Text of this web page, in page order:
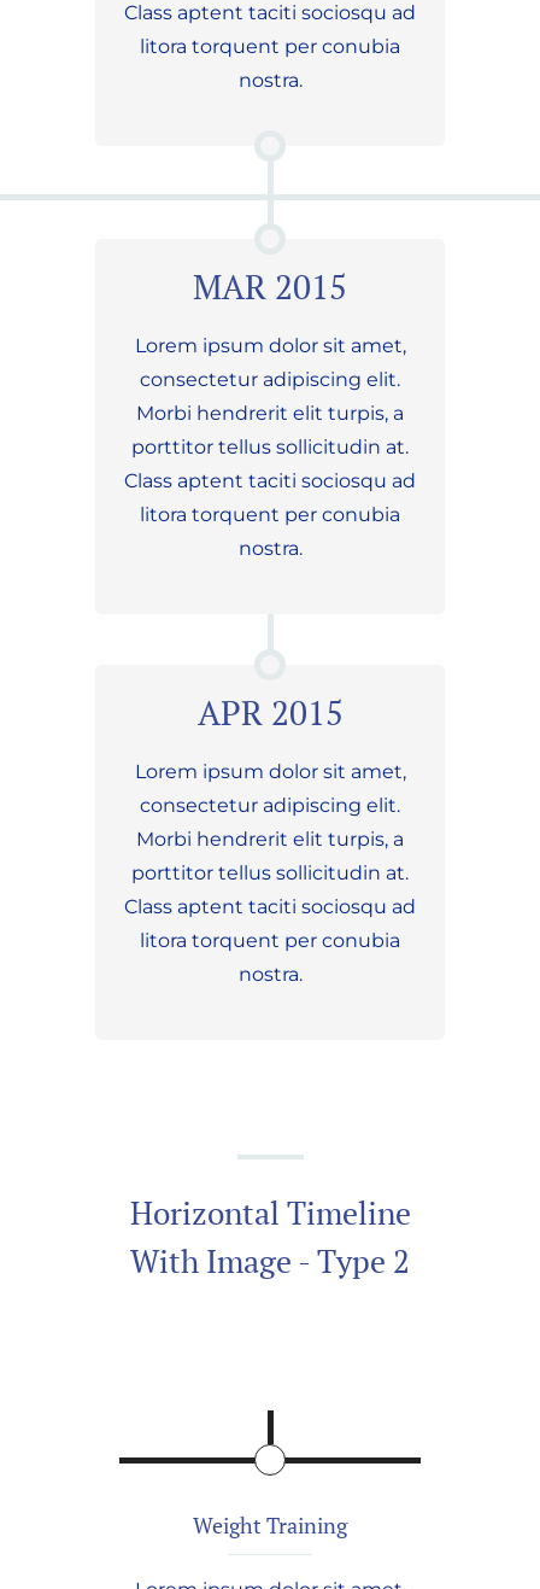
Class aptent taciti sociosqu ad
litora torquent per conubia
nostra.
MAR 2015
Lorem ipsum dolor sit amet,
consectetur adipiscing elit.
Morbi hendrerit elit turpis, a
porttitor tellus sollicitudin at.
Class aptent taciti sociosqu ad
litora torquent per conubia
nostra.
APR 2015
Lorem ipsum dolor sit amet,
consectetur adipiscing elit.
Morbi hendrerit elit turpis, a
porttitor tellus sollicitudin at.
Class aptent taciti sociosqu ad
litora torquent per conubia
nostra.
Horizontal Timeline
With Image - Type 2
Weight Training